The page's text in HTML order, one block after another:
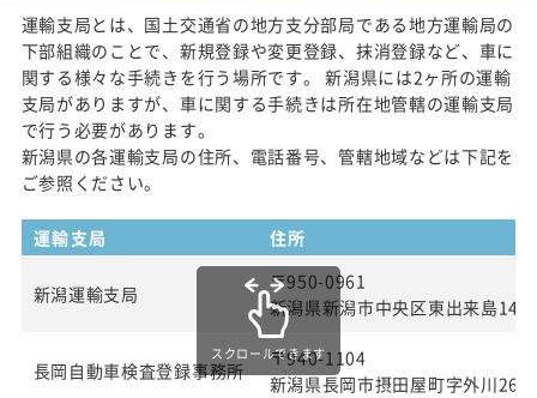
運輸支局とは、国土交通省の地方支分部局である地方運輸局の
下部組織のことで、新規登録や変更登録、抹消登録など、車に
関する様々な手続きを行う場所です。 新潟県には2ヶ所の運輸
支局がありますが、車に関する手続きは所在地管轄の運輸支局
で行う必要があります。
新潟県の各運輸支局の住所、電話番号、管轄地域などは下記を
ご参照ください。
運輸支局 住所
新潟運輸支局
〒950-0961
新潟県新潟市中央区東出来島14
長岡自動車検査登録事務所
〒940-1104
新潟県長岡市摂田屋町字外川
スクロールできます